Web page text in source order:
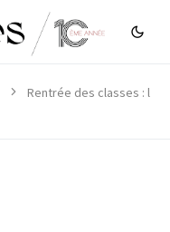
Rentrée des classes : l